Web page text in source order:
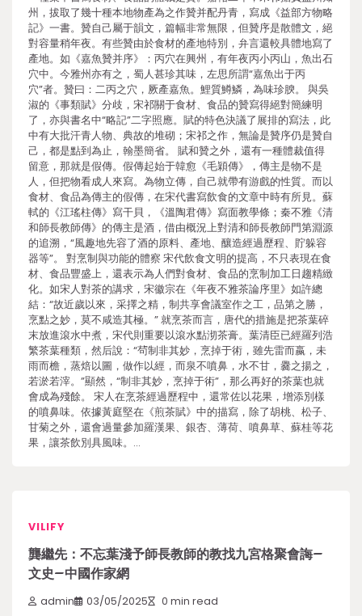
州，拔取了幾十種本地物產為之作贊并配丹青，寫成《益部方物略
記》一書。贊自己屬于韻文，篇幅非常無限，但贊序是散體文，絕
對容量稍年夜。有些贊由於食材的產地特別，弁言還較具體地寫了
產地。如《嘉魚贊并序》：丙穴在興州，有年夜丙小丙山，魚出石
穴中。今雅州亦有之，蜀人甚珍其味，左思所謂“嘉魚出于丙
穴”者。贊曰：二丙之穴，厥產嘉魚。鯉質鱒鱗，為味珍腴。 與吳
淑的《事類賦》分歧，宋祁關于食材、食品的贊寫得絕對簡練明
了，亦與書名中“略記”二字照應。賦的特色決議了展排的寫法，此
中有大批汗青人物、典故的堆砌；宋祁之作，無論是贊序仍是贊自
己，都是點到為止，翰墨簡省。 賦和贊之外，還有一種體裁值得
留意，那就是假傳。假傳起始于韓愈《毛穎傳》，傳主是物不是
人，但把物看成人來寫。為物立傳，自己就帶有游戲的性質。而以
食材、食品為傳主的假傳，在宋代書寫飲食的文章中時有所見。蘇
軾的《江瑤柱傳》寫干貝，《溫陶君傳》寫面教學條；秦不雅《清
和師長教師傳》的傳主是酒，借由概況上對清和師長教師門第淵源
的追溯，“風趣地先容了酒的原料、產地、釀造經過歷程、貯躲容
器等”。 對烹制與功能的體察 宋代飲食文明的提高，不只表現在食
材、食品豐盛上，還表示為人們對食材、食品的烹制加工日趨精緻
化。如宋人對茶的講求，宋徽宗在《年夜不雅茶論序里》如許總
結：“故近歲以來，采擇之精，制共享會議室作之工，品第之勝，
烹點之妙，莫不咸造其極。” 就烹茶而言，唐代的措施是把茶葉碎
末放進滾水中煮，宋代則重要以滾水點沏茶膏。葉清臣已經羅列浩
繁茶葉種類，然后說：“茍制非其妙，烹掉于術，雖先雷而嬴，未
雨而檐，蒸焙以圖，做作以經，而泉不噴鼻，水不甘，爨之揚之，
若淤若滓。”顯然，“制非其妙，烹掉于術”，那么再好的茶葉也就
會成為殘餘。 宋人在烹茶經過歷程中，還常佐以花果，增添別樣
的噴鼻味。依據黃庭堅在《煎茶賦》中的描寫，除了胡桃、松子、
甘菊之外，還會過量參加羅漢果、銀杏、薄荷、噴鼻草、蘇桂等花
果，讓茶飲別具風味。…
VILIFY
龔繼先：不忘葉淺予師長教師的教找九宮格聚會誨–
文史–中國作家網
admin 03/05/2025 0 min read